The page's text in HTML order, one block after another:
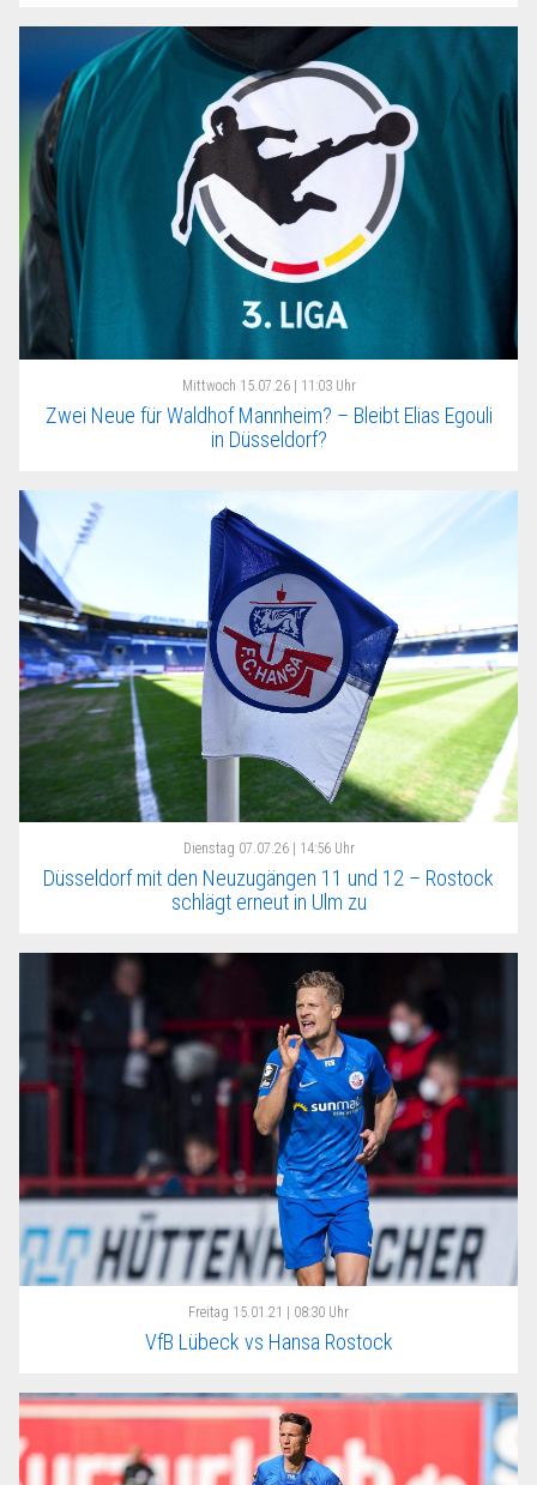
Mittwoch 15.07.26 | 11:03 Uhr
Zwei Neue für Waldhof Mannheim? – Bleibt Elias Egouli
in Düsseldorf?
Dienstag 07.07.26 | 14:56 Uhr
Düsseldorf mit den Neuzugängen 11 und 12 – Rostock
schlägt erneut in Ulm zu
Freitag 15.01.21 | 08:30 Uhr
VfB Lübeck vs Hansa Rostock